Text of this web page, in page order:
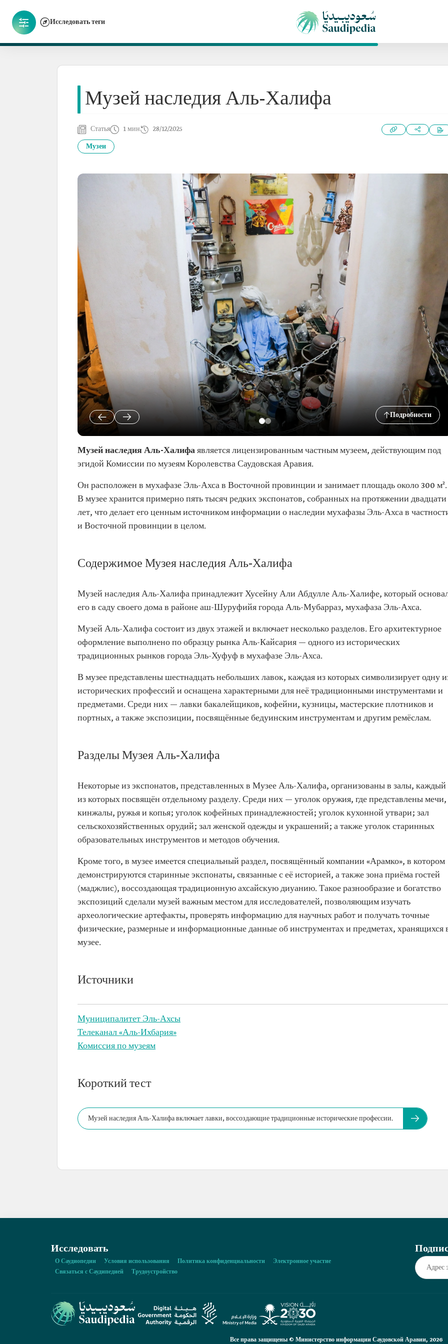
Исследовать теги
Музей наследия Аль-Халифа
Статья 1 мин 28/12/2025
Музеи
Подробности
Музей наследия Аль-Халифаявляется лицензированным частным музеем, действующим под
эгидой Комиссии по музеям Королевства Саудовская Аравия.
Он расположен в мухафазе Эль-Ахса в Восточной провинции и занимает площадь около 300 м².
В музее хранится примерно пять тысяч редких экспонатов, собранных на протяжении двадцати
лет, что делает его ценным источником информации о наследии мухафазы Эль-Ахса в
и Восточной провинции в целом.
Содержимое Музея наследия Аль-Халифа
Музей наследия Аль-Халифа принадлежит Хусейну Али Абдулле Аль-Халифе, который
его в саду своего дома в районе аш-Шуруфийя города Аль-Мубарраз, мухафаза Эль-Ахса.
Музей Аль-Халифа состоит из двух этажей и включает несколько разделов. Его архитектурное
оформление выполнено по образцу рынка Аль-Кайсария — одного из исторических
традиционных рынков города Эль-Хуфуф в мухафазе Эль-Ахса.
В музее представлены шестнадцать небольших лавок, каждая из которых символизирует одну
исторических профессий и оснащена характерными для неё традиционными инструментами и
предметами. Среди них — лавки бакалейщиков, кофейни, кузницы, мастерские плотников и
портных, а также экспозиции, посвящённые бедуинским инструментам и другим ремёслам.
Разделы Музея Аль-Халифа
Некоторые из экспонатов, представленных в Музее Аль-Халифа, организованы в залы, каждый
из которых посвящён отдельному разделу. Среди них — уголок оружия, где представлены мечи,
кинжалы, ружья и копья; уголок кофейных принадлежностей; уголок кухонной утвари; зал
сельскохозяйственных орудий; зал женской одежды и украшений; а также уголок старинных
образовательных инструментов и методов обучения.
Кроме того, в музее имеется специальный раздел, посвящённый компании «Арамко», в котором
демонстрируются старинные экспонаты, связанные с её историей, а также зона приёма гостей
(маджлис), воссоздающая традиционную ахсайскую диуанию. Такое разнообразие и богатство
экспозиций сделали музей важным местом для исследователей, позволяющим изучать
археологические артефакты, проверять информацию для научных работ и получать точные
физические, размерные и информационные данные об инструментах и предметах, хранящихся
музее.
Источники
Муниципалитет Эль-Ахсы
Телеканал «Аль-Ихбария»
Комиссия по музеям
Короткий тест
Музей наследия Аль-Халифа включает лавки, воссоздающие традиционные исторические профессии.
Исследовать
О Саудиопедии Условия использования Политика конфиденциальности
Электронное участие
Связаться с Саудипедией
Трудоустройство
Все права защищены © Министерство информации Саудовской Аравии, 2026